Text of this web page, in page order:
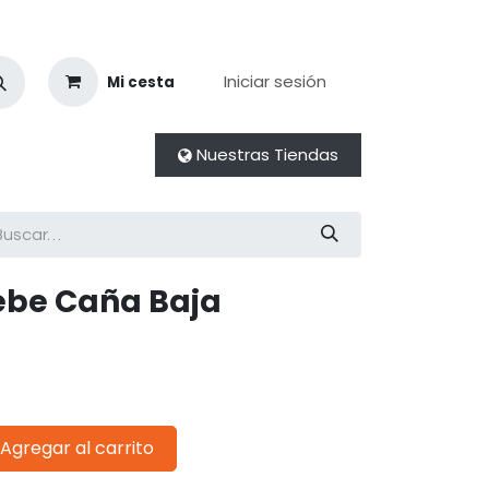
Mi cesta Iniciar sesión
Nuestras Tiendas
Caña Baja
al carrito